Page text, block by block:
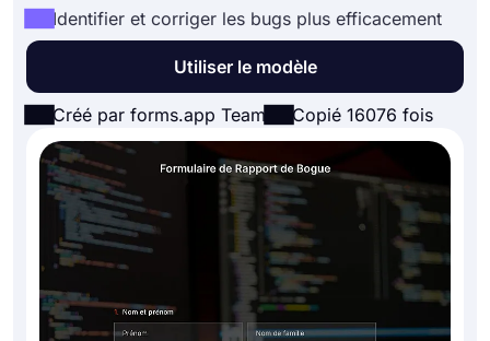
Identifier et corriger les bugs plus efficacement
Utiliser le modèle
Créé par forms.app Team Copié 16076 fois